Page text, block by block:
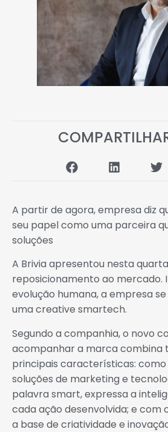
A partir de agora, empresa diz
seu papel como uma parceira
soluções
A Brivia apresentou nesta
reposicionamento ao mercado.
evolução humana, a empresa
uma creative smartech.
Segundo a companhia, o novo
acompanhar a marca combina
principais características:
soluções de marketing e
palavra smart, expressa a
cada ação desenvolvida; e com
a base de criatividade e